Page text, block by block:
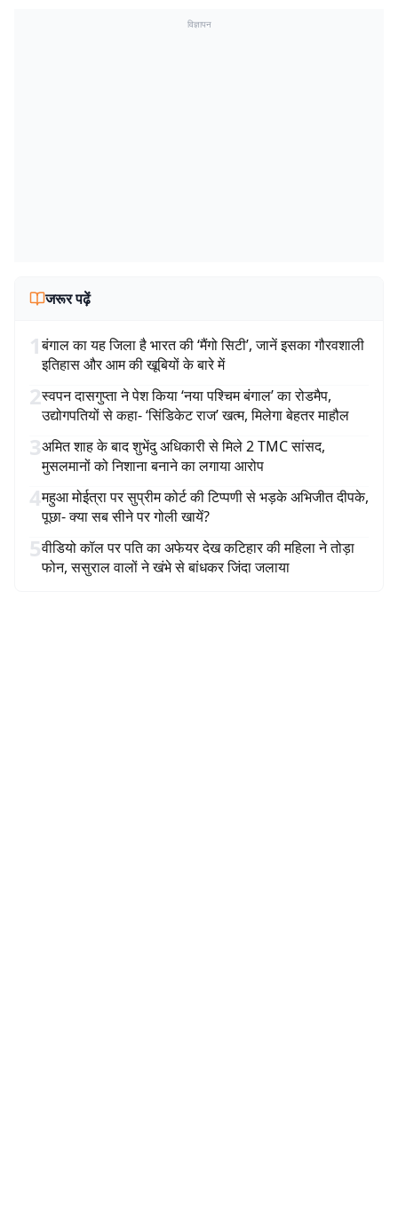
विज्ञापन
जरूर पढ़ें
1बंगाल का यह जिला है भारत की ‘मैंगो सिटी’, जानें इसका गौरवशाली
इतिहास और आम की खूबियों के बारे में
2स्वपन दासगुप्ता ने पेश किया ‘नया पश्चिम बंगाल’ का रोडमैप,
उद्योगपतियों से कहा- ‘सिंडिकेट राज’ खत्म, मिलेगा बेहतर माहौल
3अमित शाह के बाद शुभेंदु अधिकारी से मिले 2 TMC सांसद,
मुसलमानों को निशाना बनाने का लगाया आरोप
4महुआ मोईत्रा पर सुप्रीम कोर्ट की टिप्पणी से भड़के अभिजीत दीपके,
पूछा- क्या सब सीने पर गोली खायें?
5वीडियो कॉल पर पति का अफेयर देख कटिहार की महिला ने तोड़ा
फोन, ससुराल वालों ने खंभे से बांधकर जिंदा जलाया